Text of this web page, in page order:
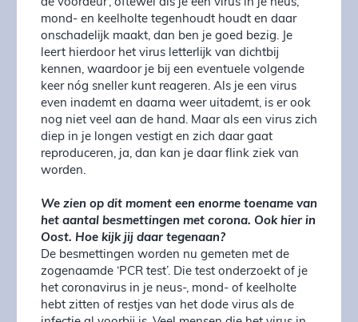
de voordeur’, oftewel als je een virus in je neus,
mond- en keelholte tegenhoudt houdt en daar
onschadelijk maakt, dan ben je goed bezig. Je
leert hierdoor het virus letterlijk van dichtbij
kennen, waardoor je bij een eventuele volgende
keer nóg sneller kunt reageren. Als je een virus
even inademt en daarna weer uitademt, is er ook
nog niet veel aan de hand. Maar als een virus zich
diep in je longen vestigt en zich daar gaat
reproduceren, ja, dan kan je daar flink ziek van
worden.
We zien op dit moment een enorme toename van
het aantal besmettingen met corona. Ook hier in
Oost. Hoe kijk jij daar tegenaan?
De besmettingen worden nu gemeten met de
zogenaamde ‘PCR test’. Die test onderzoekt of je
het coronavirus in je neus-, mond- of keelholte
hebt zitten of restjes van het dode virus als de